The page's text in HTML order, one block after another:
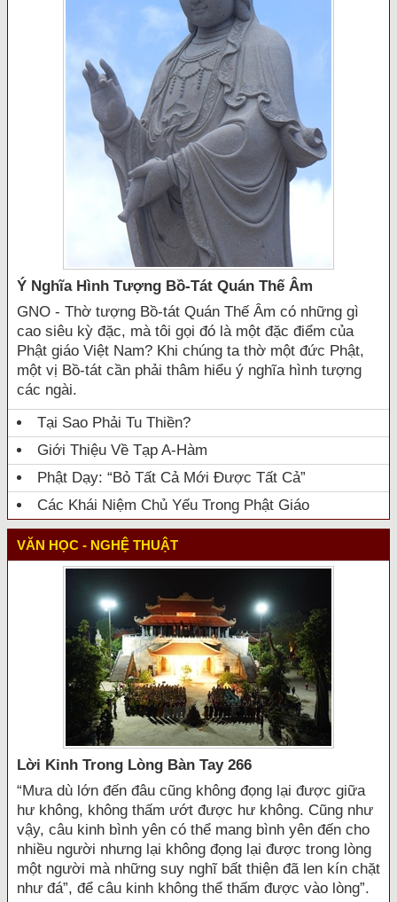
Ý Nghĩa Hình Tượng Bồ-Tát Quán Thế Âm
GNO - Thờ tượng Bồ-tát Quán Thế Âm có những gì
cao siêu kỳ đặc, mà tôi gọi đó là một đặc điểm của
Phật giáo Việt Nam? Khi chúng ta thờ một đức Phật,
một vị Bồ-tát cần phải thâm hiểu ý nghĩa hình tượng
các ngài.
Tại Sao Phải Tu Thiền?
Giới Thiệu Về Tạp A-Hàm
Phật Dạy: “Bỏ Tất Cả Mới Được Tất Cả”
Các Khái Niệm Chủ Yếu Trong Phật Giáo
VĂN HỌC - NGHỆ THUẬT
Lời Kinh Trong Lòng Bàn Tay 266
“Mưa dù lớn đến đâu cũng không đọng lại được giữa
hư không, không thấm ướt được hư không. Cũng như
vậy, câu kinh bình yên có thể mang bình yên đến cho
nhiều người nhưng lại không đọng lại được trong lòng
một người mà những suy nghĩ bất thiện đã len kín chặt
như đá”, để câu kinh không thể thấm được vào lòng”.